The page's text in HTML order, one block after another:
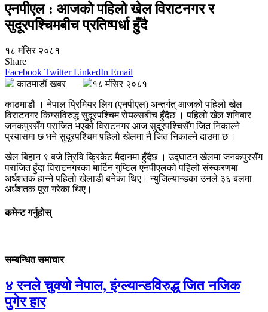
एनपीएल : आजको पहिलो खेल विराटनगर र
सुदूरपश्चिमबीच प्रतिष्पर्धा हुँदै
१८ मंसिर २०८१
Share
Facebook Twitter LinkedIn Email
काठमाडौं खबर
१८ मंसिर २०८१
काठमाडौं । नेपाल प्रिमियर लिग (एनपीएल) अन्तर्गत् आजको पहिलो खेल
विराटनगर किंग्सविरुद्ध सुदूरपश्चिम रोयल्सबीच हुँदैछ । पहिलो खेल शनिबार
जनकपुरसँग पराजित भएको विराटनगर आज सुदूरपश्चिसँग जित निकाल्ने
प्रयासमा छ भने सुदूरपश्चिम पहिलो खेलमा नै जित निकाल्ने दाउमा छ ।
खेल बिहान ९ बजे त्रिवि क्रिकेट मैदानमा हुँदैछ । उद्घाटन खेलमा जनकपुरसँग
पराजित हुँदा विराटनगरका मार्टिन गुप्टिल एनपीएलको पहिलो संस्करणमा
अर्धशतक हान्ने पहिलो खेलाडी बनेका थिए। न्युजिल्यान्डका उनले ३६ बलमा
अर्धशतक पूरा गरेका थिए।
कमेन्ट गर्नुहोस्
सम्बन्धित समाचार
४ रनले चुक्यो नेपाल, इंग्ल्यान्डविरुद्ध जित नजिक
पुगेर हार